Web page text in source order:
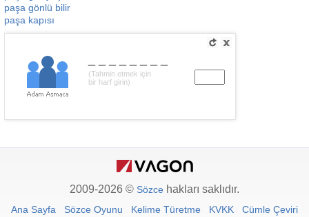
paşa gönlü bilir
paşa kapısı
(Tahmin etmek için
bir harf girin)
2009-2026 © Sözce hakları saklıdır.
Ana Sayfa Sözce Oyunu Kelime Türetme KVKK Cümle Çeviri